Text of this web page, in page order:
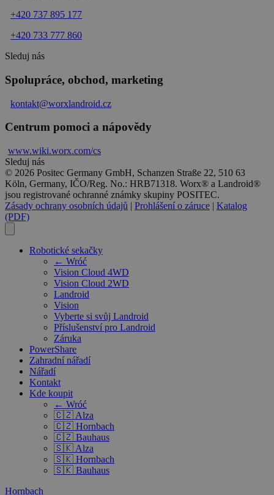
+420 737 895 177
+420 733 777 860
Sleduj nás
Spolupráce, obchod, marketing
kontakt@worxlandroid.cz
Centrum pomoci a nápovědy
www.wiki.worx.com/cs
Sleduj nás
© 2026 Positec Germany GmbH, Schanzen Straße 22, 510 63
Köln, Germany, IČO/Reg. No.: HRB71318. Worx® a Landroid®
jsou registrované ochranné známky skupiny POSITEC.
Zásady ochrany osobních údajů | Prohlášení o záruce | Katalog
(PDF)
Robotické sekačky
← Wróć
Vision Cloud 4WD
Vision Cloud 2WD
Landroid
Vision
Vyberte si svůj Landroid
Příslušenství pro Landroid
Záruka
PowerShare
Zahradní nářadí
Nářadí
Kontakt
Kde koupit
← Wróć
🇨🇿 Alza
🇨🇿 Hornbach
🇨🇿 Bauhaus
🇸🇰 Alza
🇸🇰 Hornbach
🇸🇰 Bauhaus
Hornbach